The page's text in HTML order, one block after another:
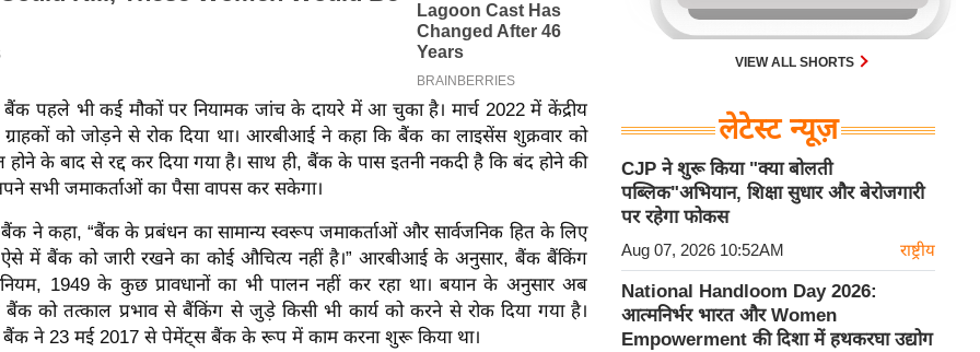
पहले भी कई मौकों पर नियामक जांच के दायरे में आ चुका है। मार्च 2022 में केंद्रीय
को जोड़ने से रोक दिया था। आरबीआई ने कहा कि बैंक का लाइसेंस शुक्रवार को
होने के बाद से रद्द कर दिया गया है। साथ ही, बैंक के पास इतनी नकदी है कि बंद होने की
सभी जमाकर्ताओं का पैसा वापस कर सकेगा।
बैंक ने कहा, “बैंक के प्रबंधन का सामान्य स्वरूप जमाकर्ताओं और सार्वजनिक हित के लिए
ऐसे में बैंक को जारी रखने का कोई औचित्य नहीं है।” आरबीआई के अनुसार, बैंक बैंकिंग
1949 के कुछ प्रावधानों का भी पालन नहीं कर रहा था। बयान के अनुसार अब
को तत्काल प्रभाव से बैंकिंग से जुड़े किसी भी कार्य को करने से रोक दिया गया है।
बैंक ने 23 मई 2017 से पेमेंट्स बैंक के रूप में काम करना शुरू किया था।
अभियान नागरिक समाज संगठनों के साथ
मिलकर लोकतांत्रिक सुधारों को नई दिशा
देने का रणनीतिक प्रयास है।
VIEW ALL SHORTS
लेटेस्ट न्यूज़
CJP ने शुरू किया "क्या बोलती
पब्लिक"अभियान, शिक्षा सुधार और बेरोजगारी
पर रहेगा फोकस
Aug 07, 2026 10:52AM राष्ट्रीय
National Handloom Day 2026:
आत्मनिर्भर भारत और Women
Empowerment की दिशा में हथकरघा उद्योग